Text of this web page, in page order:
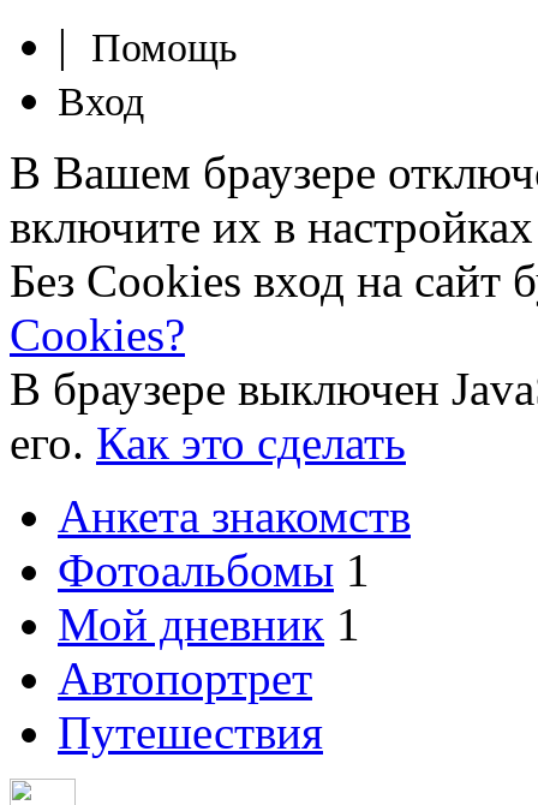
|
Помощь
Вход
В Вашем браузере
включите их в
Без Cookies вход на сайт
Cookies?
В браузере выключен
его. Как это сделать
Анкета знакомств
Фотоальбомы 1
Мой дневник 1
Автопортрет
Путешествия